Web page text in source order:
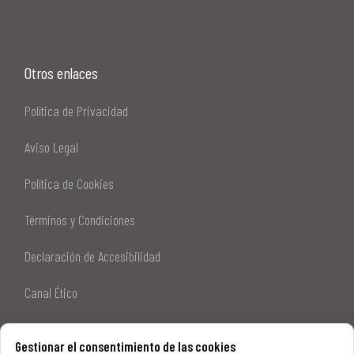
Otros enlaces
Política de Privacidad
Aviso Legal
Política de Cookies
Términos y Condiciones
Declaración de Accesibilidad
Canal Ético
Sitemap
Gestionar el consentimiento de las cookies